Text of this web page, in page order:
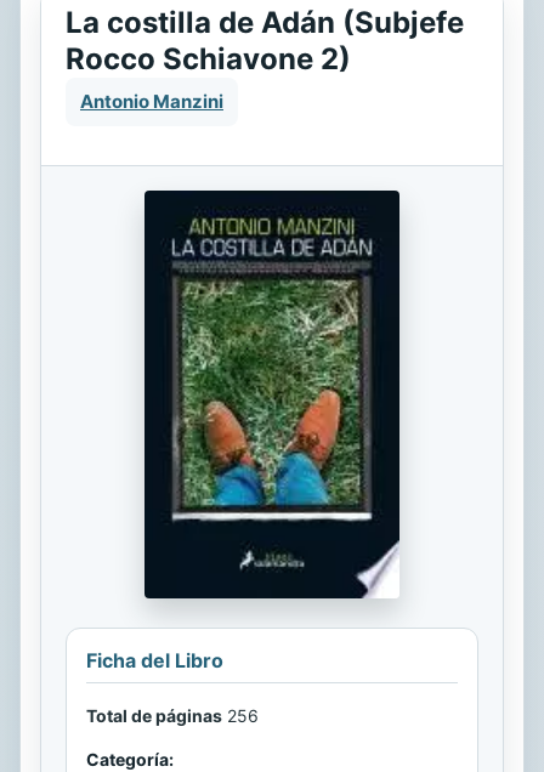
La costilla de Adán (Subjefe
Rocco Schiavone 2)
Antonio Manzini
Ficha del Libro
Total de páginas 256
Categoría: